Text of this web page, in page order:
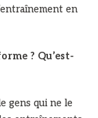
en
? Qu’est-
gens qui ne le